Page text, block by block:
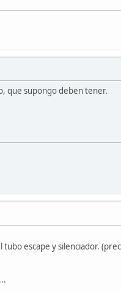
que supongo deben tener.
escape y silenciador.